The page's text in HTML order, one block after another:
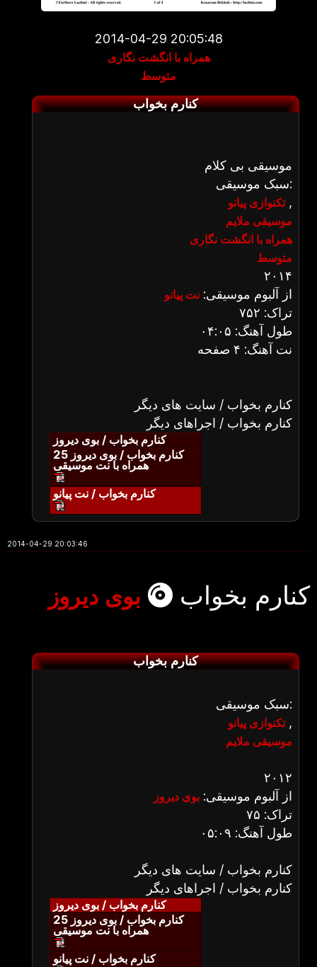
2014-04-29 20:05:48
همراه با انگشت نگاری
متوسط
کنارم بخواب
موسیقی بی کلام
سبک موسیقی:
تکنوازی پیانو,
موسیقی ملایم
همراه با انگشت نگاری
متوسط
۲۰۱۴
از آلبوم موسیقی: نت پیانو
تراک: ۷۵۲
طول آهنگ: ۰۴:۰۵
نت آهنگ: ۴ صفحه
کنارم بخواب / سایت های دیگر
کنارم بخواب / اجراهای دیگر
کنارم بخواب / بوی دیروز
کنارم بخواب / بوی دیروز 25
همراه با نت موسیقی
کنارم بخواب / نت پیانو
2014-04-29 20:03:46
کنارم بخواب بوی دیروز
کنارم بخواب
سبک موسیقی:
تکنوازی پیانو,
موسیقی ملایم
۲۰۱۲
از آلبوم موسیقی: بوی دیروز
تراک: ۷۵
طول آهنگ: ۰۵:۰۹
کنارم بخواب / سایت های دیگر
کنارم بخواب / اجراهای دیگر
کنارم بخواب / بوی دیروز
کنارم بخواب / بوی دیروز 25
همراه با نت موسیقی
کنارم بخواب / نت پیانو